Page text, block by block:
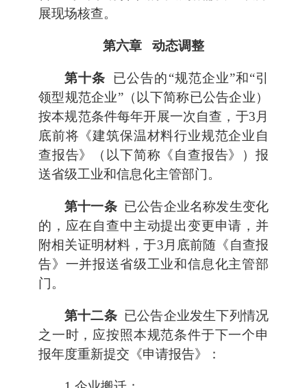
展现场核查。
第六章 动态调整
第十条 已公告的“规范企业”和“引
领型规范企业”（以下简称已公告企业）
按本规范条件每年开展一次自查，于3月
底前将《建筑保温材料行业规范企业自
查报告》（以下简称《自查报告》）报
送省级工业和信息化主管部门。
第十一条已公告企业名称发生变化
的，应在自查中主动提出变更申请，并
附相关证明材料，于3月底前随《自查报
告》一并报送省级工业和信息化主管部
门。
第十二条已公告企业发生下列情况
之一时，应按照本规范条件于下一个申
报年度重新提交《申请报告》：